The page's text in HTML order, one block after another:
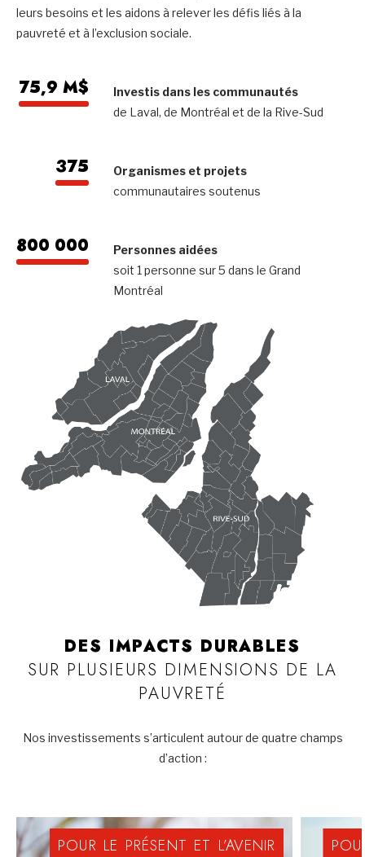
leurs besoins et les aidons à relever les défis liés à la
pauvreté et à l’exclusion sociale.
75,9 M$
Investis dans les communautés
de Laval, de Montréal et de la Rive-Sud
375
Organismes et projets
communautaires soutenus
800 000
Personnes aidées
soit 1 personne sur 5 dans le Grand
Montréal
DES IMPACTS DURABLES
SUR PLUSIEURS DIMENSIONS DE LA
PAUVRETÉ
Nos investissements s’articulent autour de quatre champs
d’action :
POUR LE PRÉSENT ET L’AVENIR